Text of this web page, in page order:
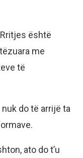
është
me
të
do të arrijë ta
ato do t’u